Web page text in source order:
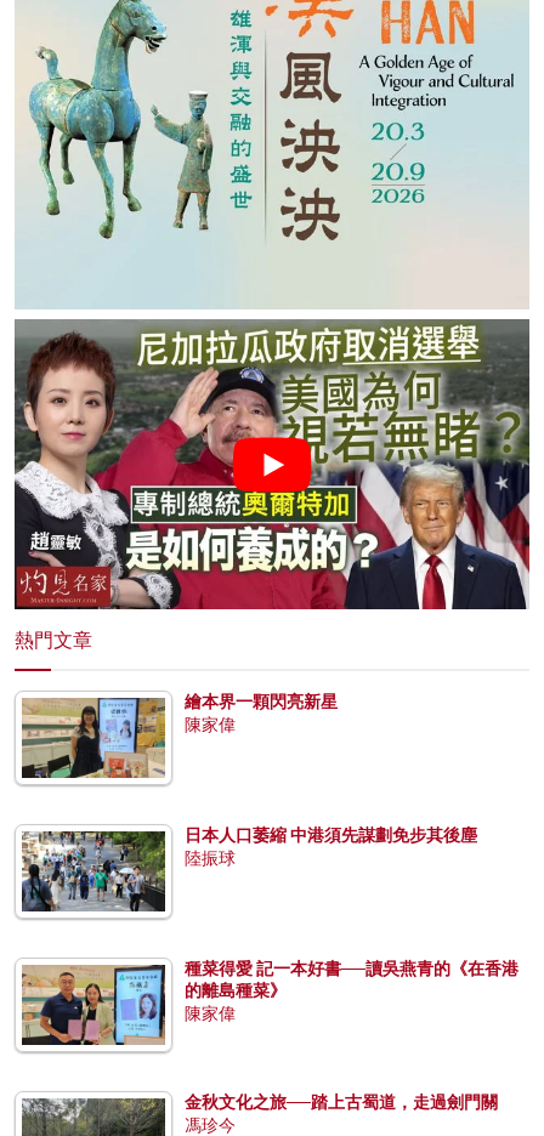
熱門文章
繪本界一顆閃亮新星
陳家偉
日本人口萎縮 中港須先謀劃免步其後塵
陸振球
種菜得愛 記一本好書──讀吳燕青的《在香港
的離島種菜》
陳家偉
金秋文化之旅──踏上古蜀道，走過劍門關
馮珍今